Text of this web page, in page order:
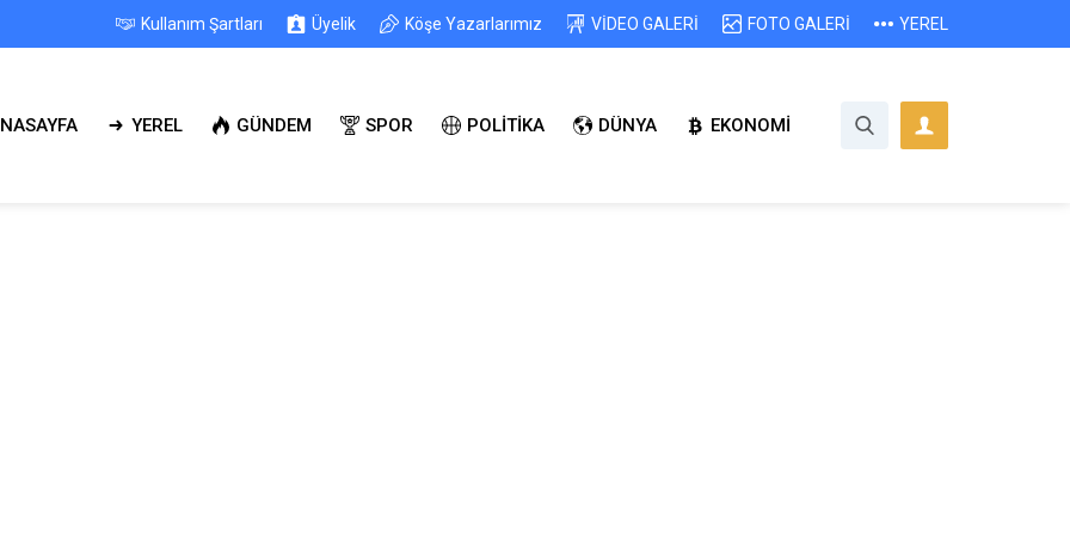
Kullanım Şartları Üyelik Köşe Yazarlarımız VİDEO GALERİ FOTO GALERİ YEREL
YEREL GÜNDEM SPOR POLİTİKA DÜNYA EKONOMİ